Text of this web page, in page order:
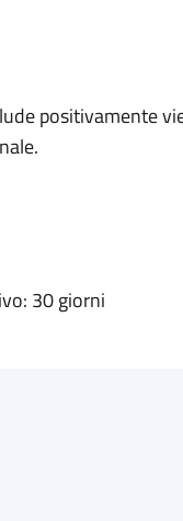
positivamente
30 giorni